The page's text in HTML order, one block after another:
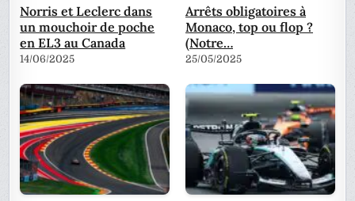
Norris et Leclerc dans
un mouchoir de poche
en EL3 au Canada
14/06/2025
Arrêts obligatoires à
Monaco, top ou flop ?
(Notre…
25/05/2025